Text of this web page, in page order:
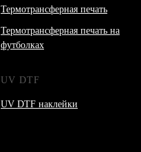
Термотрансферная печать
Термотрансферная печать на
футболках
UV DTF
UV DTF наклейки